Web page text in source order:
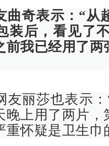
曲奇表示：“从
装后，看见了
前我已经用了
友丽莎也表示
晚上用了两片
重怀疑是卫生巾